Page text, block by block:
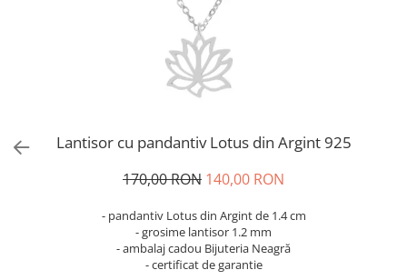
Coliere Transparente cu Cruce
Coliere Transparente cu Stea
Coliere Transparente cu Soare
Coliere Transparente cu Semilună
Coliere Transparente cu Initiale
Coliere Transparente cu Flori
Coliere Transparente cu Molecule
Coliere Transparente cu Pietre
Brățări din Argint cu pietre
Lantisor cu pandantiv Lotus din Argint 925
170,00 RON 140,00 RON
- pandantiv Lotus din Argint de 1.4 cm
- grosime lantisor 1.2 mm
- ambalaj cadou Bijuteria Neagră
- certificat de garantie